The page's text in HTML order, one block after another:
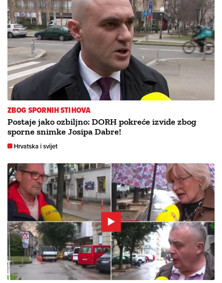
ZBOG SPORNIH STIHOVA
Postaje jako ozbiljno: DORH pokreće izvide zbog
sporne snimke Josipa Dabre!
Hrvatska i svijet